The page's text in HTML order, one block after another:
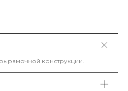
рамочной конструкции.